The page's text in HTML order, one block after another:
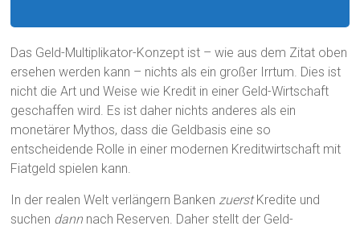
Das Geld-Multiplikator-Konzept ist – wie aus dem Zitat oben
ersehen werden kann – nichts als ein großer Irrtum. Dies ist
nicht die Art und Weise wie Kredit in einer Geld-Wirtschaft
geschaffen wird. Es ist daher nichts anderes als ein
monetärer Mythos, dass die Geldbasis eine so
entscheidende Rolle in einer modernen Kreditwirtschaft mit
Fiatgeld spielen kann.
In der realen Welt verlängern BankenzuerstKredite und
suchen dann nach Reserven. Daher stellt der Geld-